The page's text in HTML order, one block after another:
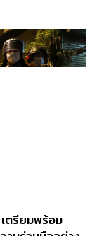
ตรียมพร้อม